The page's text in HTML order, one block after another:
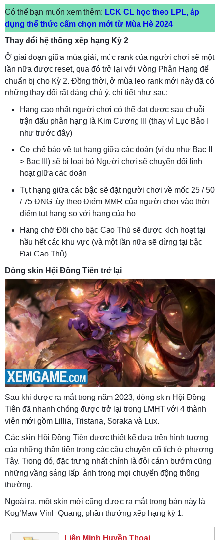
Có thể bạn muốn xem thêm: LCK CL học theo LPL, áp
dụng thể thức cấm chọn mới từ Mùa Hè 2024
Thay đổi hệ thống xếp hạng Kỳ 2
Ở giai đoạn giữa mùa giải, mức rank của người chơi sẽ một
lần nữa được reset, qua đó trở lại với Vòng Phân Hạng để
chuẩn bị cho Kỳ 2. Đồng thời, ở mùa leo rank mới này đã có
những thay đổi rất đáng chú ý, chi tiết như sau:
Hạng cao nhất người chơi có thể đạt được sau chuỗi
trận đấu phân hạng là Kim Cương III (thay vì Lục Bảo I
như trước đây)
Cơ chế bảo vệ tụt hạng giữa các đoàn (ví dụ như Bạc II
> Bạc III) sẽ bị loại bỏ Người chơi sẽ chuyển đổi linh
hoạt giữa các đoàn
Tụt hạng giữa các bậc sẽ đặt người chơi về mốc 25 / 50
/ 75 ĐNG tùy theo Điểm MMR của người chơi vào thời
điểm tụt hạng so với hạng của họ
Hàng chờ Đôi cho bậc Cao Thủ sẽ được kích hoạt tại
hầu hết các khu vực (và một lần nữa sẽ dừng tại bậc
Đại Cao Thủ).
Dòng skin Hội Đồng Tiên trở lại
Sau khi được ra mắt trong năm 2023, dòng skin Hội Đồng
Tiên đã nhanh chóng được trở lại trong LMHT với 4 thành
viên mới gồm Lillia, Tristana, Soraka và Lux.
Các skin Hội Đồng Tiên được thiết kế dựa trên hình tượng
của những thần tiên trong các câu chuyện cổ tích ở phương
Tây. Trong đó, đặc trưng nhất chính là đôi cánh bướm cũng
những vầng sáng lấp lánh trong mọi chuyển động thông
thường.
Ngoài ra, một skin mới cũng được ra mắt trong bản này là
Kog’Maw Vinh Quang, phần thưởng xếp hạng kỳ 1.
Liên Minh Huyền Thoại